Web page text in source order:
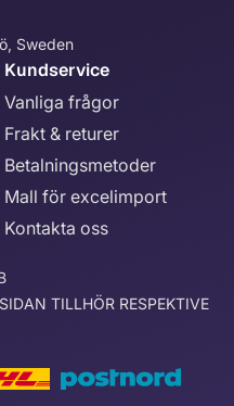
Sweden
Kundservice
Vanliga frågor
Frakt & returer
Betalningsmetoder
Mall för excelimport
Kontakta oss
TILLHÖR RESPEKTIVE